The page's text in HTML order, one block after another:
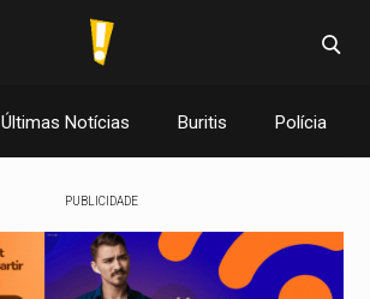
Últimas Notícias Buritis Polícia
PUBLICIDADE